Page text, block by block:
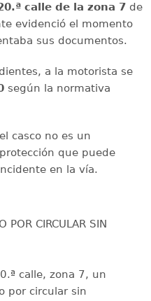
calle de la zona 7de
evidenció el momento
sus documentos.
a la motorista se
según la normativa
casco no es un
que puede
en la vía.
POR CIRCULAR SIN
calle, zona 7, un
por circular sin